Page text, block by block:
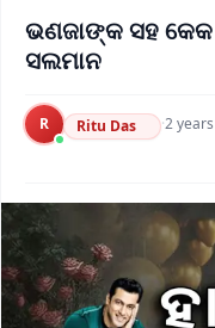
ଭଣଜାଙ୍କ ସହ
ସଲମାନ
R Ritu Das ·2